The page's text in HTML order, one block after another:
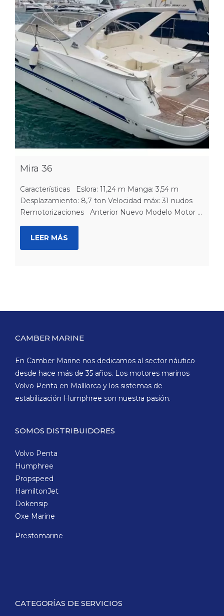
Mira 36
Características Eslora: 11,24 m Manga: 3,54 m
Desplazamiento: 8,7 ton Velocidad máx: 31 nudos
Remotorizaciones Anterior Nuevo Modelo Motor ...
LEER MÁS
CAMBER MARINE
En Camber Marine nos dedicamos al sector náutico
desde hace más de 35 años. Los motores marinos
Volvo Penta en Malllorca y los sistemas de
estabilización Humphree son nuestra pasión.
SOMOS DISTRIBUIDORES
Volvo Penta
Humphree
Propspeed
HamiltonJet
Dokensip
Oxe Marine
Prestomarine
CATEGORÍAS DE SERVICIOS